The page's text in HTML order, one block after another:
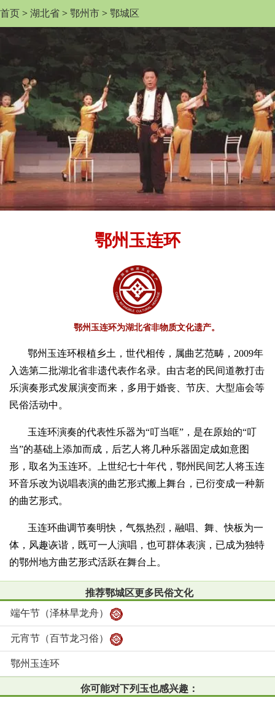
首页 > 湖北省 > 鄂州市 > 鄂城区
鄂州玉连环
鄂州玉连环为湖北省非物质文化遗产。
鄂州玉连环根植乡土，世代相传，属曲艺范畴，2009年
入选第二批湖北省非遗代表作名录。由古老的民间道教打击
乐演奏形式发展演变而来，多用于婚丧、节庆、大型庙会等
民俗活动中。
玉连环演奏的代表性乐器为“叮当哐”，是在原始的“叮
当”的基础上添加而成，后艺人将几种乐器固定成如意图
形，取名为玉连环。上世纪七十年代，鄂州民间艺人将玉连
环音乐改为说唱表演的曲艺形式搬上舞台，已衍变成一种新
的曲艺形式。
玉连环曲调节奏明快，气氛热烈，融唱、舞、快板为一
体，风趣诙谐，既可一人演唱，也可群体表演，已成为独特
的鄂州地方曲艺形式活跃在舞台上。
推荐鄂城区更多民俗文化
端午节（泽林旱龙舟）
元宵节（百节龙习俗）
鄂州玉连环
你可能对下列玉也感兴趣：